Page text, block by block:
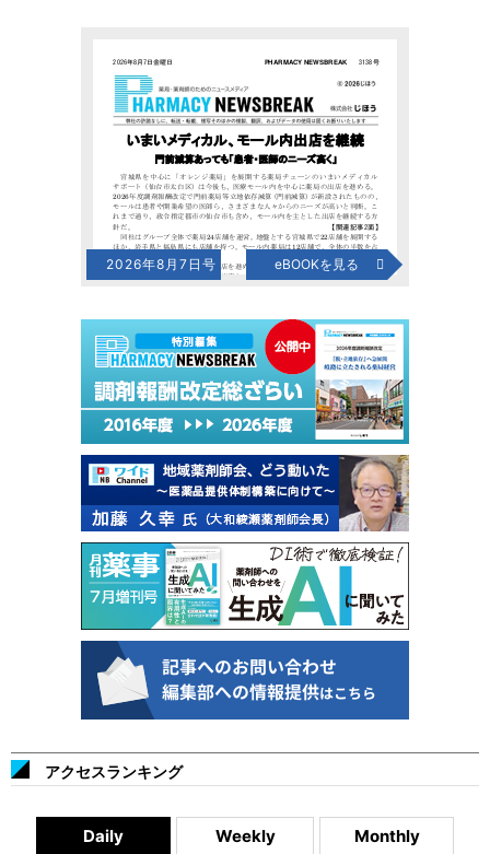
2026年8月7日号 eBOOKを見る
アクセスランキング
Daily Weekly Monthly